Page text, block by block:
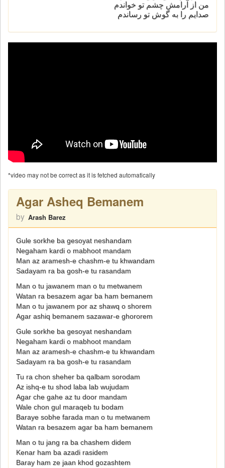
من از آرامش چشم تو خواندم
صدایم را به گوش تو رساندم
*video may not be correct as it is fetched automatically
Agar Asheq Bemanem
by Arash Barez
Gule sorkhe ba gesoyat neshandam
Negaham kardi o mabhoot mandam
Man az aramesh-e chashm-e tu khwandam
Sadayam ra ba gosh-e tu rasandam
Man o tu jawanem man o tu metwanem
Watan ra besazem agar ba ham bemanem
Man o tu jawanem por az shawq o shorem
Agar ashiq bemanem sazawar-e ghororem
Gule sorkhe ba gesoyat neshandam
Negaham kardi o mabhoot mandam
Man az aramesh-e chashm-e tu khwandam
Sadayam ra ba gosh-e tu rasandam
Tu ra chon sheher ba qalbam sorodam
Az ishq-e tu shod laba lab wujudam
Agar che gahe az tu door mandam
Wale chon gul maraqeb tu bodam
Baraye sobhe farada man o tu metwanem
Watan ra besazem agar ba ham bemanem
Man o tu jang ra ba chashem didem
Kenar ham ba azadi rasidem
Baray ham ze jaan khod gozashtem